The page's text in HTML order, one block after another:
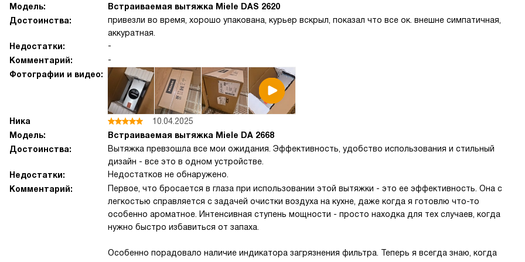
Модель:
Встраиваемая вытяжка Miele DAS 2620
Достоинства:
привезли во время, хорошо упакована, курьер вскрыл, показал что все ок. внешне симпатичная,
аккуратная.
Недостатки:
-
Комментарий:
-
Фотографии и видео:
Ника
10.04.2025
Модель:
Встраиваемая вытяжка Miele DA 2668
Достоинства:
Вытяжка превзошла все мои ожидания. Эффективность, удобство использования и стильный
дизайн - все это в одном устройстве.
Недостатки:
Недостатков не обнаружено.
Комментарий:
Первое, что бросается в глаза при использовании этой вытяжки - это ее эффективность. Она с
легкостью справляется с задачей очистки воздуха на кухне, даже когда я готовлю что-то
особенно ароматное. Интенсивная ступень мощности - просто находка для тех случаев, когда
нужно быстро избавиться от запаха.
Особенно порадовало наличие индикатора загрязнения фильтра. Теперь я всегда знаю, когда